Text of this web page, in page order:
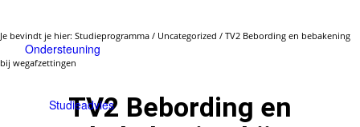
Ondersteuning
Studieadvies
Je bevindt je hier: Studieprogramma / Uncategorized / TV2 Bebording en bebakening
bij wegafzettingen
TV2 Bebording en